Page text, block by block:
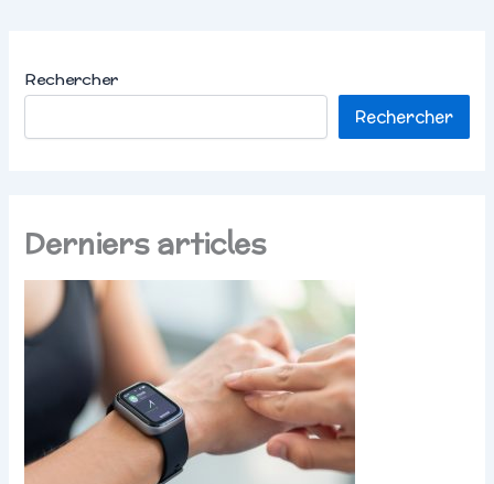
Rechercher
Rechercher
Derniers articles